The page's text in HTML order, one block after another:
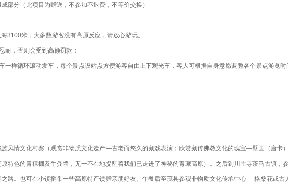
部分（此项目为赠送，不参加不退费，不等价交换）
3100米，大多数游客没有高原反应，请放心游玩。
耐，否则会受到高额罚款；
一样循环滚动发车，每个景点设站点方便游客自由上下观光车，客人可根据自身意愿调整各个景点游览时
风情文化村寨（观赏非物质文化遗产—古老而悠久的藏戏表演；欣赏藏传佛教文化的瑰宝—壁画（唐卡
特色的青稞棚及牛粪墙，无一不在地提醒着我们已走进了神秘的青藏高原）。之后到川主寺茶马古镇，
路。也可在小镇捎带一些高原特产馈赠亲朋好友。午餐后至茂县参观非物质文化传承中心----格桑花或古